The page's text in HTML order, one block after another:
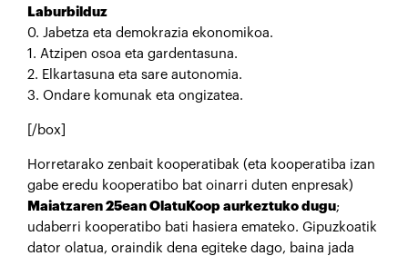
Laburbilduz
0. Jabetza eta demokrazia ekonomikoa.
1. Atzipen osoa eta gardentasuna.
2. Elkartasuna eta sare autonomia.
3. Ondare komunak eta ongizatea.
[/box]
Horretarako zenbait kooperatibak (eta kooperatiba izan
gabe eredu kooperatibo bat oinarri duten enpresak)
Maiatzaren 25ean OlatuKoop aurkeztuko dugu;
udaberri kooperatibo bati hasiera emateko. Gipuzkoatik
dator olatua, oraindik dena egiteke dago, baina jada